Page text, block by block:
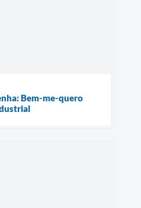
Bem-me-quero